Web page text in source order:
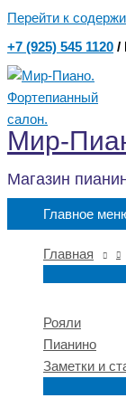
Перейти к
+7 (925) 545 1120 /
Мир-
Магазин
Главное
Главная
Рояли
Пианино
Заметки и